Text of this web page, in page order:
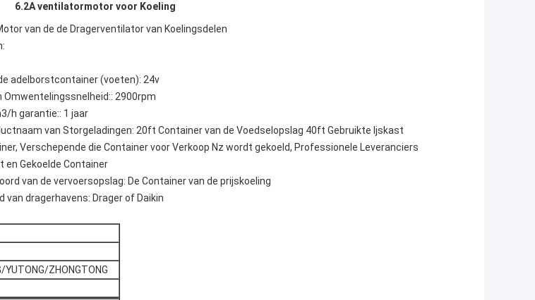
6.2A ventilatormotor voor Koeling
van de de Dragerventilator van Koelingsdelen
adelborstcontainer (voeten): 24v
Omwentelingssnelheid:: 2900rpm
h garantie:: 1 jaar
van Storgeladingen: 20ft Container van de Voedselopslag 40ft Gebruikte Ijskast
Verschepende die Container voor Verkoop Nz wordt gekoeld, Professionele Leveranciers
en Gekoelde Container
van de vervoersopslag: De Container van de prijskoeling
van dragerhavens: Drager of Daikin
YUTONG/ZHONGTONG